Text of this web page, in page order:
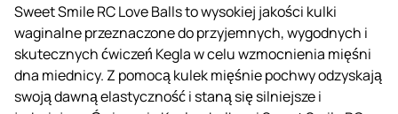
Sweet Smile RC Love Balls to wysokiej jakości kulki
waginalne przeznaczone do przyjemnych, wygodnych i
skutecznych ćwiczeń Kegla w celu wzmocnienia mięśni
dna miednicy. Z pomocą kulek mięśnie pochwy odzyskają
swoją dawną elastyczność i staną się silniejsze i